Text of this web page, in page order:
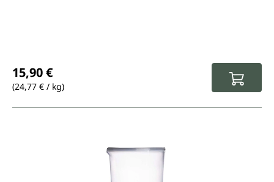
15,90 €
(24,77 € / kg)